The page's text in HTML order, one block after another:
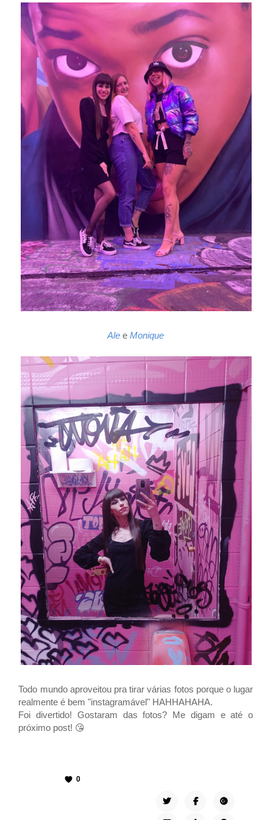
Ale eMonique
Todo mundo aproveitou pra tirar várias fotos porque o lugar
realmente é bem "instagramável" HAHHAHAHA.
Foi divertido! Gostaram das fotos? Me digam e até o
próximo post! 😘
0